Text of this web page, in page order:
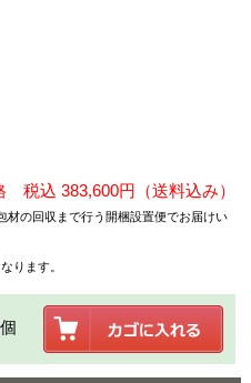
税込 383,600円（送料込み）
材の回収まで行う開梱設置便でお届けい
ります。
個